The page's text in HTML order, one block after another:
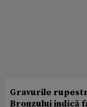
Gravurile
Bronzului indică